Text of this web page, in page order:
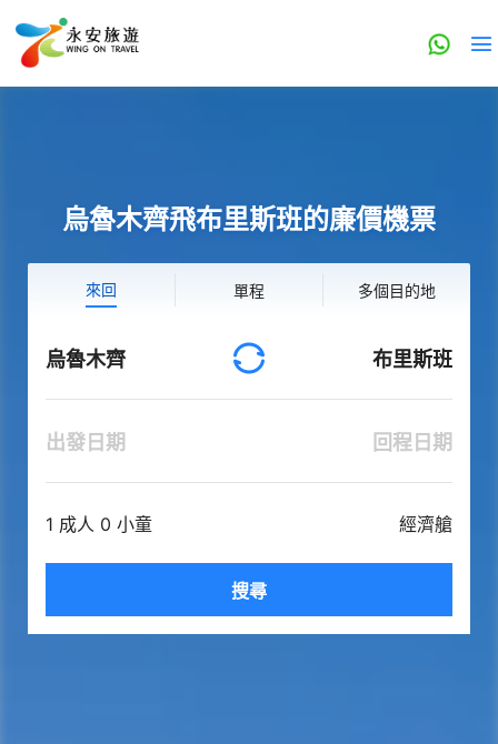
烏魯木齊飛布里斯班的廉價機票
來回 單程 多個目的地
烏魯木齊 布里斯班
出發日期 回程日期
1 成人 0 小童 經濟艙
搜尋